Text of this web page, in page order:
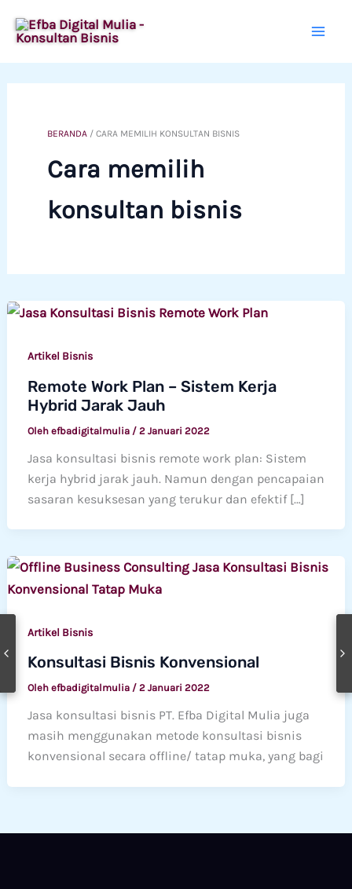
ke
BERANDA /CARA MEMILIH KONSULTAN BISNIS
Cara memilih
konsultan bisnis
Artikel Bisnis
Remote Work Plan – Sistem Kerja
Hybrid Jarak Jauh
Oleh efbadigitalmulia / 2 Januari 2022
Jasa konsultasi bisnis remote work plan: Sistem
kerja hybrid jarak jauh. Namun dengan pencapaian
sasaran kesuksesan yang terukur dan efektif […]
Artikel Bisnis
Konsultasi Bisnis Konvensional
Oleh efbadigitalmulia / 2 Januari 2022
Jasa konsultasi bisnis PT. Efba Digital Mulia juga
masih menggunakan metode konsultasi bisnis
konvensional secara offline/ tatap muka, yang bagi